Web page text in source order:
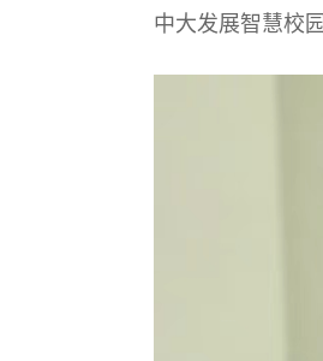
中大发展智慧校